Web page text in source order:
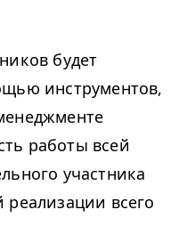
будет
инструментов,
работы всей
участника
всего